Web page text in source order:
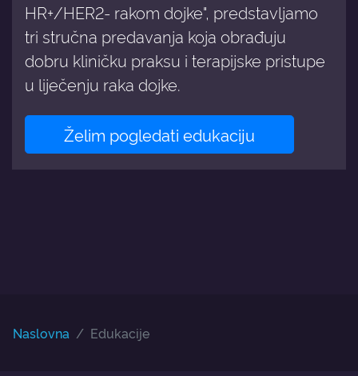
HR+/HER2- rakom dojke", predstavljamo
tri stručna predavanja koja obrađuju
dobru kliničku praksu i terapijske pristupe
u liječenju raka dojke.
Želim pogledati edukaciju
Naslovna Edukacije